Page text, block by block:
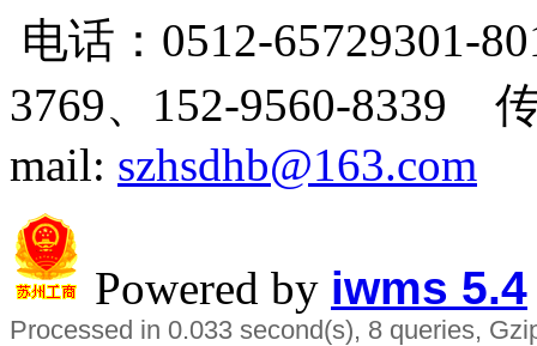
电话：0512-65729301-
3769、 152-9560-8339
mail: szhsdhb@163.com
Powered by iwms 5.4
Processed in 0.033 second(s), 8 queries,